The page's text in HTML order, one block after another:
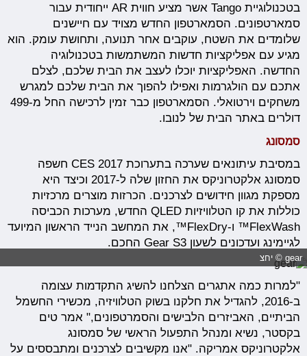
בטכנולוגיית Tango אשר מציע חווית AR ייחודית עבור
סמארטפונים. הסמארטפון החדש מצויד עם חיישנים
שלומדים את השטח, עוקבים אחר תנועה, ותחושת עומק. הוא
מגיע עם אפליקציות חדשות המשתמשות בטכנולוגיה
החדשה. האפליקציות יוכלו לעצב את הבית שלכם, לצלם
אתכם עם הולגרמות ואפילו להפוך את הבית שלכם למגרש
משחקים וירטואלי. הסמארטפון כבר זמין לרכישה החל מ-499
דולרים באתר הבית של לנובו.
סמסונג
במסיבת עיתונאים שערכה בתערוכת CES 2017 חשפה
סמסונג אלקטרוניקס את החזון שלה ל-2017 וכיצד היא
מספקת מגוון חידושים לצרכנים. הכרזות מוצרים מרכזיות
כוללות את קו הטלוויזיות QLED החדש, מערכות הכביסה
FlexWash™ ו-FlexDry™, את המחשב הנייד הראשון המיועד
לגיימינג ועדכונים לשעון Gear S3 החכם.
gear © יחצ
"למרות כמה אתגרים הצלחנו להשיג התקדמות עצומה
ב-2016, להגדיל את חלקנו בשוק הטלוויזיה, מכשירי החשמל
הביתיים, האביזרים הלבישים והסמרטפונים," אמר טים
בקסטר, נשיא ומנהל התפעול הראשי של סמסונג
אלקטרוניקס אמריקה. "אנו מקשיבים לצרכנים ומתבססים על